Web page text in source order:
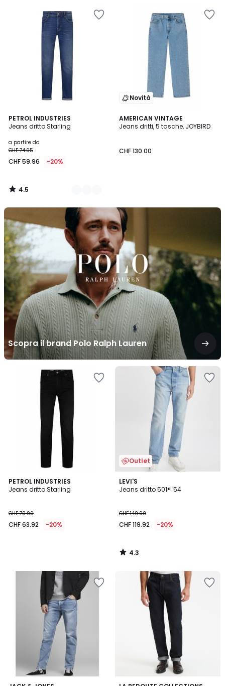
PETROL INDUSTRIES
Jeans dritto Starling
a partire da
CHF 74.95
CHF 59.96 -20%
4.5
/ 5
3
Colori
4.5
/
Novità
AMERICAN VINTAGE
Jeans dritti, 5 tasche, JOYBIRD
CHF 130.00
Scopra il brand Polo Ralph Lauren
Scopra
il
brand
Polo
Ralph
Lauren
PETROL INDUSTRIES
Jeans dritto Starling
CHF 79.90
CHF 63.92 -20%
Outlet
LEVI'S
Jeans dritto 501® '54
CHF 149.90
CHF 119.92 -20%
4.3
/ 5
4.3
/